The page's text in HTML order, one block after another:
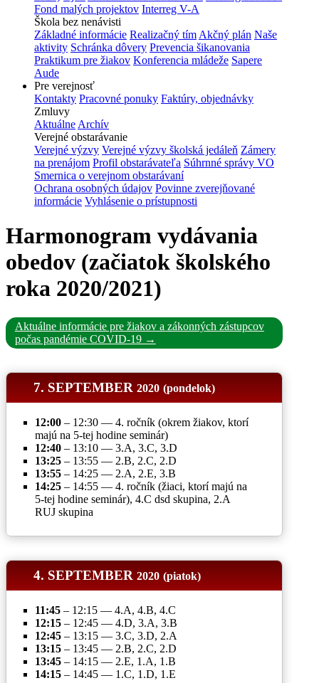
Fond malých projektov Interreg V-A
Škola bez nenávisti
Základné informácie Realizačný tím Akčný plán Naše
aktivity Schránka dôvery Prevencia šikanovania
Praktikum pre žiakov Konferencia mládeže Sapere
Aude
Pre verejnosť
Kontakty Pracovné ponuky Faktúry, objednávky
Zmluvy
Aktuálne Archív
Verejné obstarávanie
Verejné výzvy Verejné výzvy školská jedáleň Zámery
na prenájom Profil obstarávateľa Súhrnné správy VO
Smernica o verejnom obstarávaní
Ochrana osobných údajov Povinne zverejňované
informácie Vyhlásenie o prístupnosti
Harmonogram vydávania
obedov (začiatok školského
roka 2020/2021)
Aktuálne informácie pre žiakov a zákonných zástupcov
počas pandémie COVID-19 →
7. SEPTEMBER2020 (pondelok)
12:00 – 12:30 — 4. ročník (okrem žiakov, ktorí
majú na 5-tej hodine seminár)
12:40 – 13:10 — 3.A, 3.C, 3.D
13:25 – 13:55 — 2.B, 2.C, 2.D
13:55 – 14:25 — 2.A, 2.E, 3.B
14:25 – 14:55 — 4. ročník (žiaci, ktorí majú na
5-tej hodine seminár), 4.C dsd skupina, 2.A
RUJ skupina
4. SEPTEMBER2020 (piatok)
11:45 – 12:15 — 4.A, 4.B, 4.C
12:15 – 12:45 — 4.D, 3.A, 3.B
12:45 – 13:15 — 3.C, 3.D, 2.A
13:15 – 13:45 — 2.B, 2.C, 2.D
13:45 – 14:15 — 2.E, 1.A, 1.B
14:15 – 14:45 — 1.C, 1.D, 1.E